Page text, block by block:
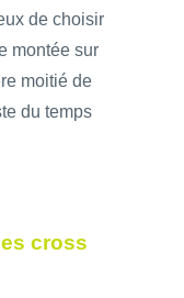
de choisir
montée sur
moitié de
du temps
cross